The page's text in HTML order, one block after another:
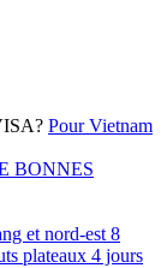
Pour Vietnam
BONNES
et nord-est 8
plateaux 4 jours